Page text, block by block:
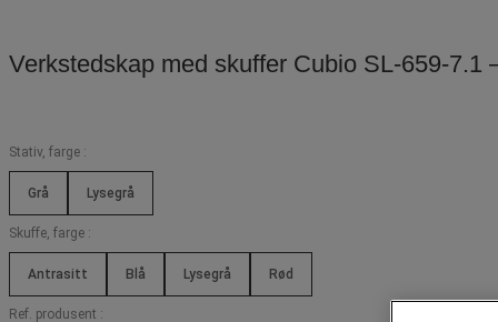
Verkstedskap med skuffer Cubio SL-659-7.1
Stativ, farge :
Grå Lysegrå
Skuffe, farge :
Antrasitt Blå Lysegrå Rød
Ref. produsent :